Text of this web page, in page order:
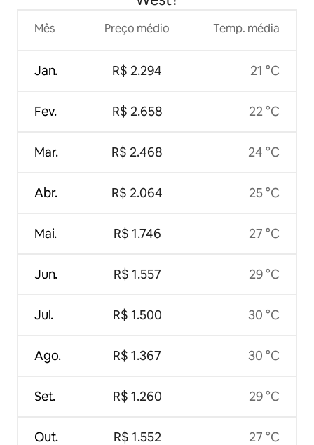
Mês
Jan.
Fev.
Mar.
Abr.
Mai.
Jun.
Jul.
Ago.
Set.
Out.
Preço médio
R$ 2.294
R$ 2.658
R$ 2.468
R$ 2.064
R$ 1.746
R$ 1.557
R$ 1.500
R$ 1.367
R$ 1.260
R$ 1.552
Temp. média
21 °C
22 °C
24 °C
25 °C
27 °C
29 °C
30 °C
30 °C
29 °C
27 °C